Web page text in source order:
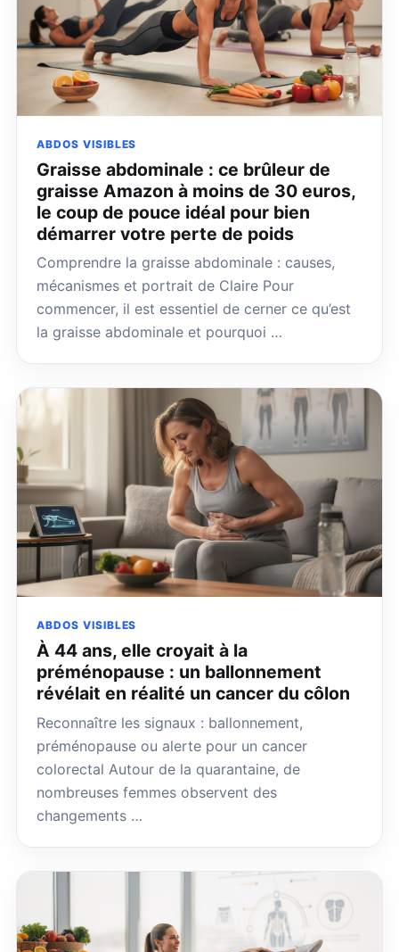
ABDOS VISIBLES
Graisse abdominale : ce brûleur de
graisse Amazon à moins de 30 euros,
le coup de pouce idéal pour bien
démarrer votre perte de poids
Comprendre la graisse abdominale : causes,
mécanismes et portrait de Claire Pour
commencer, il est essentiel de cerner ce qu’est
la graisse abdominale et pourquoi …
ABDOS VISIBLES
À 44 ans, elle croyait à la
préménopause : un ballonnement
révélait en réalité un cancer du côlon
Reconnaître les signaux : ballonnement,
préménopause ou alerte pour un cancer
colorectal Autour de la quarantaine, de
nombreuses femmes observent des
changements …